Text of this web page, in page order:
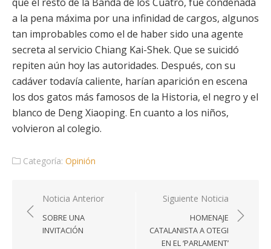
a la pena máxima por una infinidad de cargos, algunos
tan improbables como el de haber sido una agente
secreta al servicio Chiang Kai-Shek. Que se suicidó
repiten aún hoy las autoridades. Después, con su
cadáver todavía caliente, harían aparición en escena
los dos gatos más famosos de la Historia, el negro y el
blanco de Deng Xiaoping. En cuanto a los niños,
volvieron al colegio.
Categoría: Opinión
Navegación
de
entradas
Noticia Anterior
SOBRE UNA
INVITACIÓN
Siguiente Noticia
HOMENAJE
CATALANISTA A OTEGI
EN EL ‘PARLAMENT’